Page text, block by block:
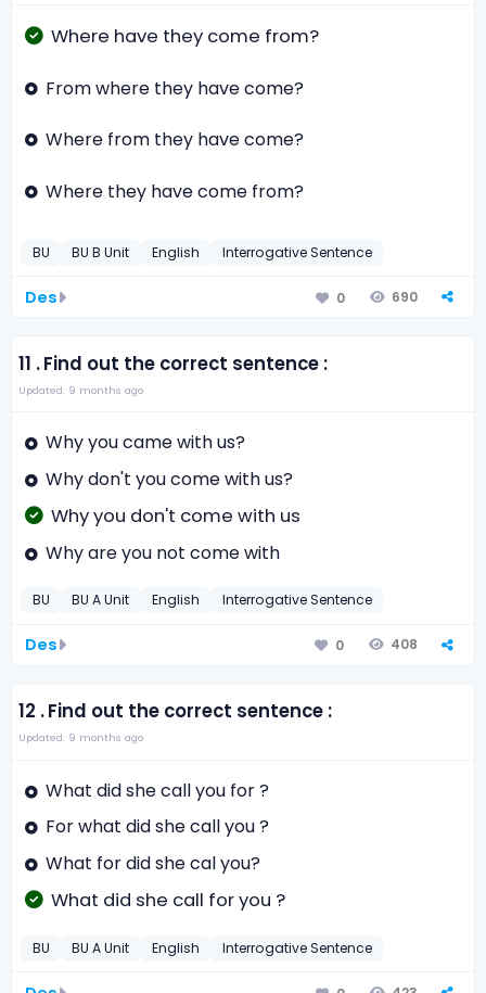
Where have they come from?
From where they have come?
Where from they have come?
Where they have come from?
BU BU B Unit English Interrogative Sentence
Des 0 690
11 .Find out the correct sentence :
Updated: 9 months ago
Why you came with us?
Why don't you come with us?
Why you don't come with us
Why are you not come with
BU BU A Unit English Interrogative Sentence
Des 0 408
12 .Find out the correct sentence :
Updated: 9 months ago
What did she call you for ?
For what did she call you ?
What for did she cal you?
What did she call for you ?
BU BU A Unit English Interrogative Sentence